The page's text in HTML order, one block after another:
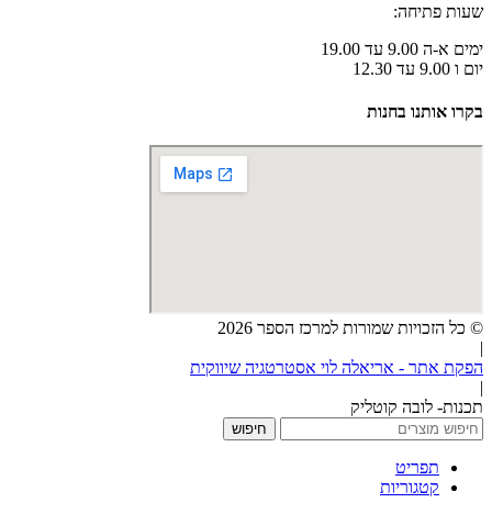
שעות פתיחה:
ימים א-ה 9.00 עד 19.00
יום ו 9.00 עד 12.30
בקרו אותנו בחנות
© כל הזכויות שמורות למרכז הספר 2026
|
הפקת אתר - אריאלה לוי אסטרטגיה שיווקית
|
תכנות- לובה קוטליק
חיפוש
תפריט
קטגוריות